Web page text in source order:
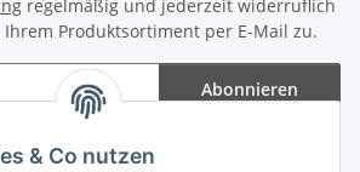
& Co nutzen
regelmäßig und jederzeit widerruflich
Produktsortiment per E-Mail zu.
Abonnieren